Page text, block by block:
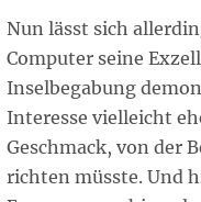
Nun lässt sich
Computer seine
Inselbegabung
Interesse vielleicht
Geschmack, von der
richten müsste. Und